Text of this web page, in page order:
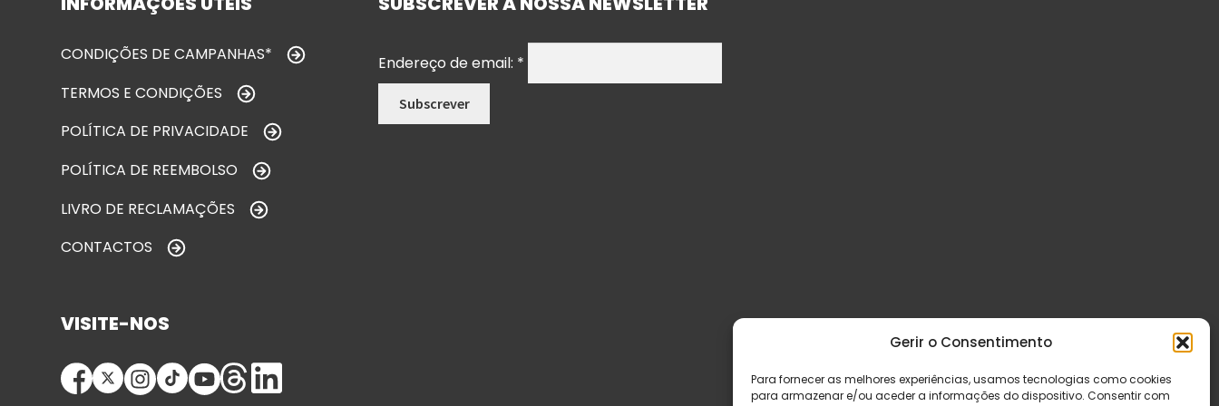
Gerir o Consentimento
Para fornecer as melhores experiências, usamos tecnologias como cookies
para armazenar e/ou aceder a informações do dispositivo. Consentir com
CONDIÇÕES DE CAMPANHAS*
TERMOS E CONDIÇÕES
POLÍTICA DE PRIVACIDADE
POLÍTICA DE REEMBOLSO
LIVRO DE RECLAMAÇÕES
CONTACTOS
Endereço de email: *
VISITE-NOS